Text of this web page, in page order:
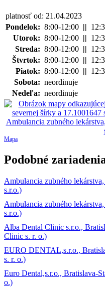
platnosť od: 21.04.2023
Pondelok: 8:00-12:00 ||
Utorok: 8:00-12:00 ||
Streda: 8:00-12:00 ||
Štvrtok: 8:00-12:00 ||
Piatok: 8:00-12:00 ||
Sobota: neordinuje
Nedeľa: neordinuje
Mapa
Podobné
Ambulancia zubného
s.r.o.)
Ambulancia zubného
s.r.o.)
Alba Dental Clinic s.r.o.,
Clinic s. r. o.)
EURO DENTAL,s.r.o.,
s. r. o.)
Euro Dental,s.r.o., Bratislava-
o.)